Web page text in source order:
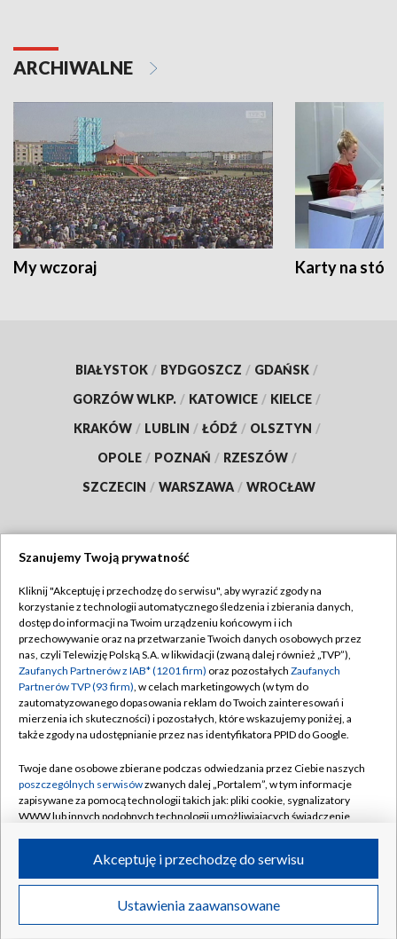
ARCHIWALNE
My wczoraj Karty na
BIAŁYSTOK / BYDGOSZCZ / GDAŃSK /
GORZÓW WLKP. / KATOWICE / KIELCE /
KRAKÓW / LUBLIN / ŁÓDŹ / OLSZTYN /
OPOLE / POZNAŃ / RZESZÓW /
SZCZECIN / WARSZAWA / WROCŁAW
TVP
Abonament TVP
Emisja w TVP
Centrum informacji TVP
Naziemna Telewizja Cyfrowa
Rada Programowa
System NOS
Informacje o nadawcy
Program dla prasy
Ogłoszenie przetargowe
Regulamin TVP
Polityka prywatności
Moje zgody
Pomoc
Kontakt
Kanały
©2026 Telewizja Polska S.A. w likwidacji
Szanujemy Twoją prywatność
Kliknij "Akceptuję i przechodzę do serwisu", aby wyrazić zgody na
korzystanie z technologii automatycznego śledzenia i zbierania danych,
dostęp do informacji na Twoim urządzeniu końcowym i ich
przechowywanie oraz na przetwarzanie Twoich danych osobowych przez
nas, czyli Telewizję Polską S.A. w likwidacji (zwaną dalej również „TVP”),
Zaufanych Partnerów z IAB* (1201 firm) oraz pozostałych Zaufanych
Partnerów TVP (93 firm), w celach marketingowych (w tym do
zautomatyzowanego dopasowania reklam do Twoich zainteresowań i
mierzenia ich skuteczności) i pozostałych, które wskazujemy poniżej, a
także zgody na udostępnianie przez nas identyfikatora PPID do Google.
Twoje dane osobowe zbierane podczas odwiedzania przez Ciebie naszych
poszczególnych serwisówzwanych dalej „Portalem”, w tym informacje
zapisywane za pomocą technologii takich jak: pliki cookie, sygnalizatory
WWW lub innych podobnych technologii umożliwiających świadczenie
ruchu w Internecie.
Twoje dane osobowe zbierane podczas odwiedzania przez Ciebie
poszczególnych serwisówna Portalu, takie jak adresy IP, identyfikatory
Ustawienia zaawansowane
Akceptuję i przechodzę do serwisu